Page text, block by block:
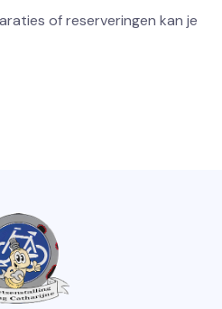
of reserveringen kan je